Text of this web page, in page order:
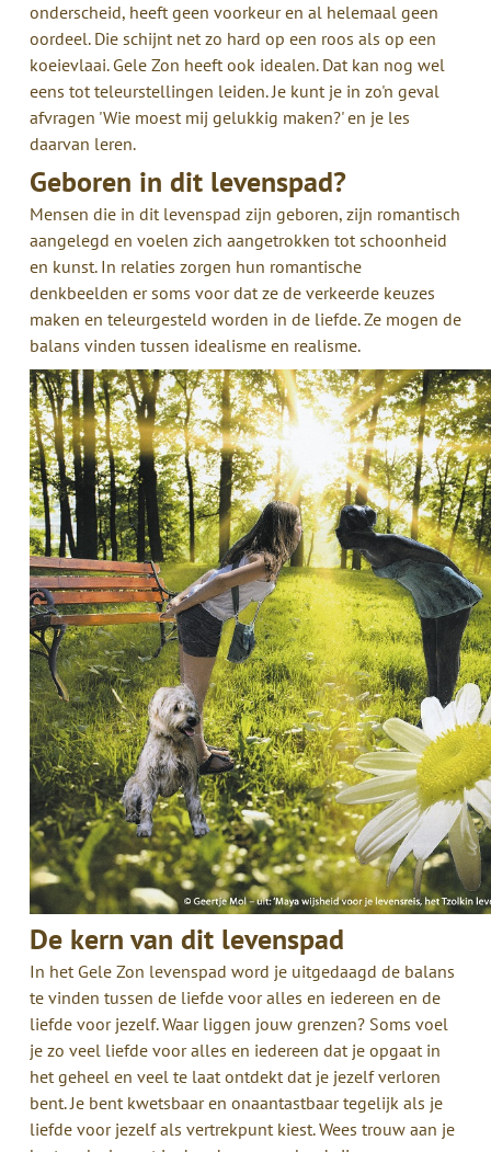
onderscheid, heeft geen voorkeur en al helemaal geen
oordeel. Die schijnt net zo hard op een roos als op een
koeievlaai. Gele Zon heeft ook idealen. Dat kan nog wel
eens tot teleurstellingen leiden. Je kunt je in zo'n geval
afvragen 'Wie moest mij gelukkig maken?' en je les
daarvan leren.
Geboren in dit levenspad?
Mensen die in dit levenspad zijn geboren, zijn romantisch
aangelegd en voelen zich aangetrokken tot schoonheid
en kunst. In relaties zorgen hun romantische
denkbeelden er soms voor dat ze de verkeerde keuzes
maken en teleurgesteld worden in de liefde. Ze mogen de
balans vinden tussen idealisme en realisme.
De kern van dit levenspad
In het Gele Zon levenspad word je uitgedaagd de balans
te vinden tussen de liefde voor alles en iedereen en de
liefde voor jezelf. Waar liggen jouw grenzen? Soms voel
je zo veel liefde voor alles en iedereen dat je opgaat in
het geheel en veel te laat ontdekt dat je jezelf verloren
bent. Je bent kwetsbaar en onaantastbaar tegelijk als je
liefde voor jezelf als vertrekpunt kiest. Wees trouw aan je